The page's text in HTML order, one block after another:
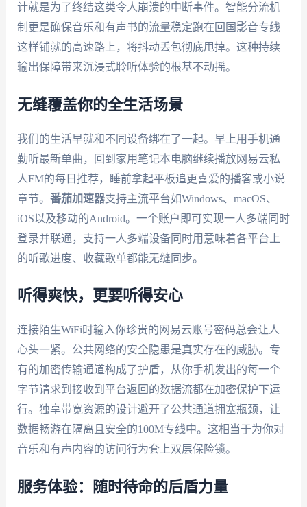
计就是为了终结这类令人崩溃的中断事件。智能分流机
制更是确保音乐和有声书的流量稳定跑在回国影音专线
这样铺就的高速路上，将抖动丢包彻底甩掉。这种持续
输出保障带来沉浸式聆听体验的根基不动摇。
无缝覆盖你的全生活场景
我们的生活早就和不同设备绑在了一起。早上用手机通
勤听最新单曲，回到家用笔记本电脑继续播放网易云私
人FM的每日推荐，睡前拿起平板追更喜爱的播客或小说
章节。 番茄加速器支持主流平台如Windows、macOS、
iOS以及移动的Android。一个账户即可实现一人多端同时
登录并联通，支持一人多端设备同时用意味着各平台上
的听歌进度、收藏歌单都能无缝同步。
听得爽快，更要听得安心
连接陌生WiFi时输入你珍贵的网易云账号密码总会让人
心头一紧。公共网络的安全隐患是真实存在的威胁。专
有的加密传输通道构成了护盾，从你手机发出的每一个
字节请求到接收到平台返回的数据流都在加密保护下运
行。独享带宽资源的设计避开了公共通道拥塞瓶颈，让
数据畅游在隔离且安全的100M专线中。这相当于为你对
音乐和有声内容的访问行为套上双层保险锁。
服务体验：随时待命的后盾力量